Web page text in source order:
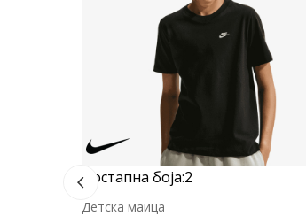
Достапна боја:2
Детска маица